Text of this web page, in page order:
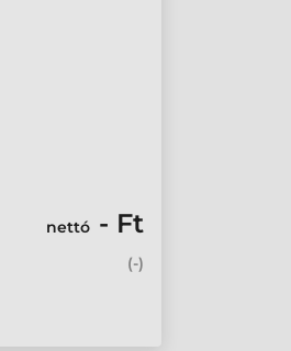
nettó - Ft
(-)